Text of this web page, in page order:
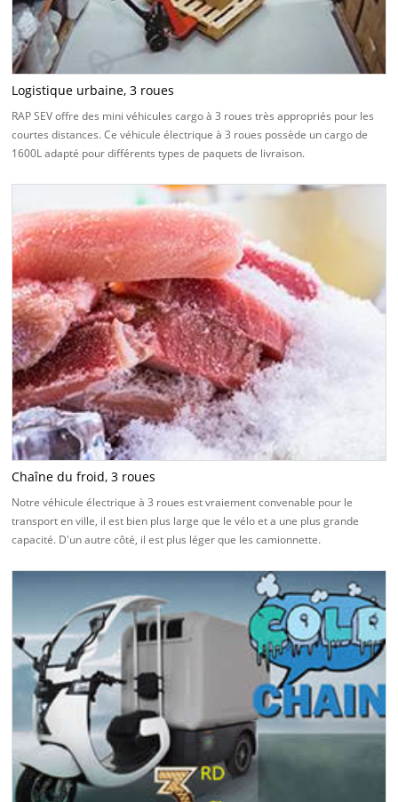
Logistique urbaine, 3 roues
RAP SEV offre des mini véhicules cargo à 3 roues très appropriés pour les
courtes distances. Ce véhicule électrique à 3 roues possède un cargo de
1600L adapté pour différents types de paquets de livraison.
Chaîne du froid, 3 roues
Notre véhicule électrique à 3 roues est vraiement convenable pour le
transport en ville, il est bien plus large que le vélo et a une plus grande
capacité. D'un autre côté, il est plus léger que les camionnette.